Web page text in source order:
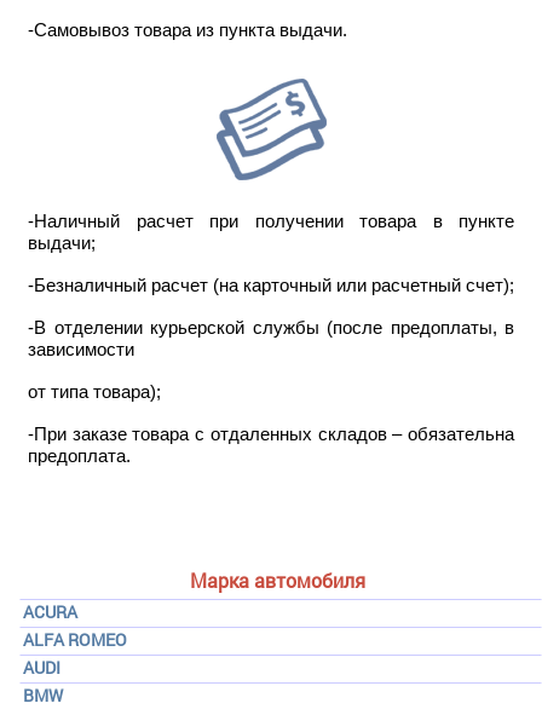
Марка автомобиля
ACURA
ALFA ROMEO
AUDI
BMW
-Самовывоз товара из пункта выдачи.
-Наличный расчет при получении товара в пункте
выдачи;
-Безналичный расчет (на карточный или расчетный счет);
-В отделении курьерской службы (после предоплаты, в
зависимости
от типа товара);
-При заказе товара с отдаленных складов – обязательна
предоплата.